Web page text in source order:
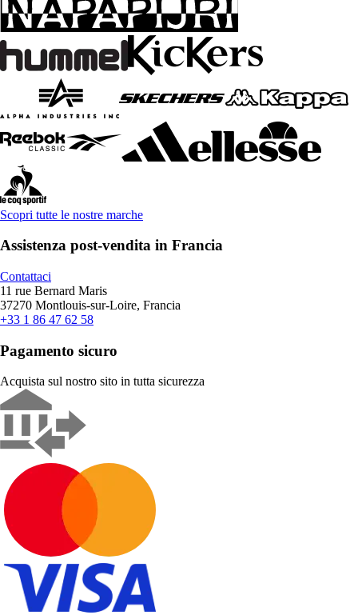
Scopri tutte le nostre marche
Assistenza post-vendita in Francia
Contattaci
11 rue Bernard Maris
37270 Montlouis-sur-Loire, Francia
+33 1 86 47 62 58
Pagamento sicuro
Acquista sul nostro sito in tutta sicurezza